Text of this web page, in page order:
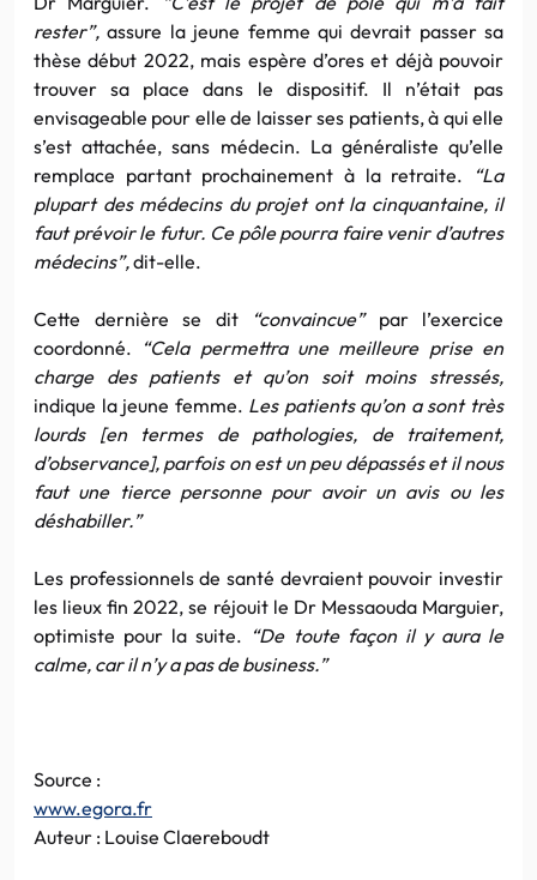
rester”,assure la jeune femme qui devrait passer sa
thèse début 2022, mais espère d’ores et déjà pouvoir
trouver sa place dans le dispositif. Il n’était pas
envisageable pour elle de laisser ses patients, à qui elle
s’est attachée, sans médecin. La généraliste qu’elle
remplace partant prochainement à la retraite.
“La
plupart des médecins du projet ont la cinquantaine, il
faut prévoir le futur. Ce pôle pourra faire venir d’autres
médecins”,dit-elle.
Cette dernière se dit “convaincue”par l’exercice
coordonné. “Cela permettra une meilleure prise en
charge des patients et qu’on soit moins stressés,
indique la jeune femme. Les patients qu’on a sont très
lourds [en termes de pathologies, de traitement,
d’observance], parfois on est un peu dépassés et il nous
faut une tierce personne pour avoir un avis ou les
déshabiller.”
Les professionnels de santé devraient pouvoir investir
les lieux fin 2022, se réjouit le Dr Messaouda Marguier,
optimiste pour la suite. “De toute façon il y aura le
calme, car il n’y a pas de business.”
Source :
www.egora.fr
Auteur : Louise Claereboudt